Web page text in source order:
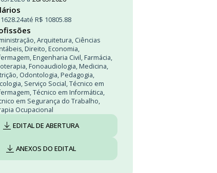
até R$ 10805.88
,Arquitetura, Ciências
, Direito, Economia,
, Engenharia Civil, Farmácia,
, Fonoaudiologia, Medicina,
, Odontologia, Pedagogia,
, Serviço Social,Técnico em
,Técnico em Informática,
em Segurança do Trabalho,
Ocupacional
EDITAL DE ABERTURA
ANEXOS DO EDITAL